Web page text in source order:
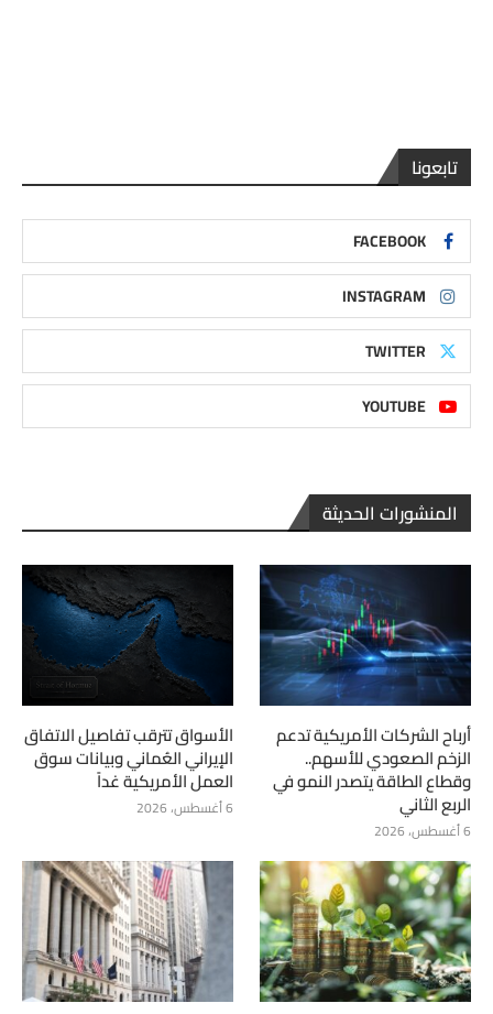
تابعونا
FACEBOOK
INSTAGRAM
TWITTER
YOUTUBE
المنشورات الحديثة
أرباح الشركات الأمريكية تدعم
الزخم الصعودي للأسهم..
وقطاع الطاقة يتصدر النمو في
الربع الثاني
6 أغسطس، 2026
الأسواق تترقب تفاصيل الاتفاق
الإيراني العُماني وبيانات سوق
العمل الأمريكية غداً
6 أغسطس، 2026